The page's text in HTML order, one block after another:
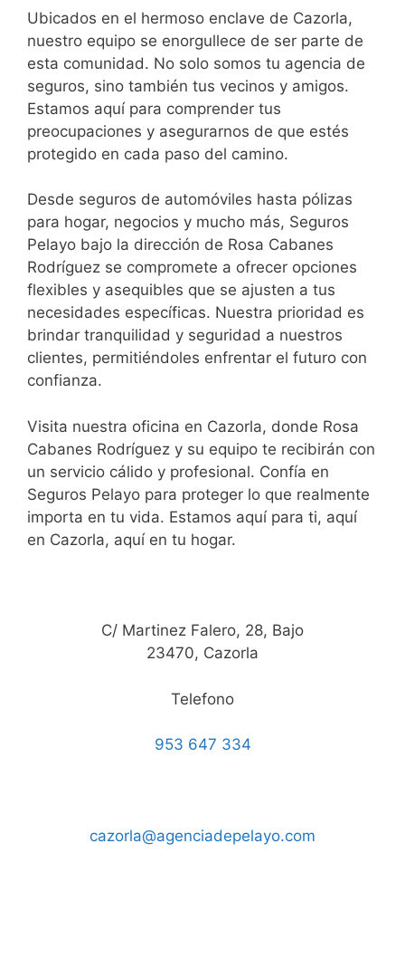
Ubicados en el hermoso enclave de Cazorla,
nuestro equipo se enorgullece de ser parte de
esta comunidad. No solo somos tu agencia de
seguros, sino también tus vecinos y amigos.
Estamos aquí para comprender tus
preocupaciones y asegurarnos de que estés
protegido en cada paso del camino.
Desde seguros de automóviles hasta pólizas
para hogar, negocios y mucho más, Seguros
Pelayo bajo la dirección de Rosa Cabanes
Rodríguez se compromete a ofrecer opciones
flexibles y asequibles que se ajusten a tus
necesidades específicas. Nuestra prioridad es
brindar tranquilidad y seguridad a nuestros
clientes, permitiéndoles enfrentar el futuro con
confianza.
Visita nuestra oficina en Cazorla, donde Rosa
Cabanes Rodríguez y su equipo te recibirán con
un servicio cálido y profesional. Confía en
Seguros Pelayo para proteger lo que realmente
importa en tu vida. Estamos aquí para ti, aquí
en Cazorla, aquí en tu hogar.
C/ Martinez Falero, 28, Bajo
23470, Cazorla
Telefono
953 647 334
cazorla@agenciadepelayo.com